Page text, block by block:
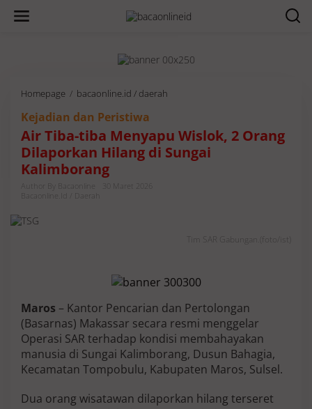
Homepage / bacaonline.id / daerah
T
i
b
y
p
u
W
i
s
l
k
Kejadian dan Peristiwa
Air Tiba-tiba Menyapu Wislok, 2 Orang
Dilaporkan Hilang di Sungai
Kalimborang
Author By Bacaonline
30 Maret 2026
Bacaonline.id / Daerah
Tim SAR Gabungan.(foto/ist)
Maros – Kantor Pencarian dan Pertolongan
(Basarnas) Makassar secara resmi menggelar
Operasi SAR terhadap kondisi membahayakan
manusia di Sungai Kalimborang, Dusun Bahagia,
Kecamatan Tompobulu, Kabupaten Maros, Sulsel.
Dua orang wisatawan dilaporkan hilang terseret